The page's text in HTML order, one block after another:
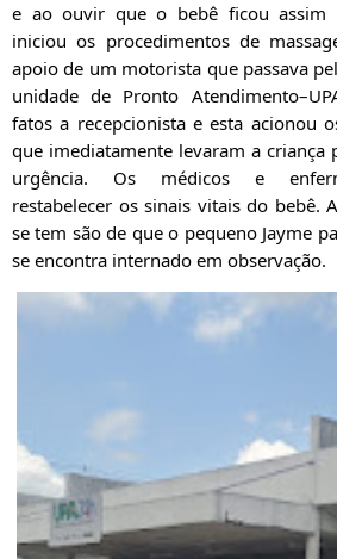
e ao ouvir que o bebê ficou assim
iniciou os procedimentos de
apoio de um motorista que passava
unidade de Pronto
fatos a recepcionista e esta acionou
que imediatamente levaram a criança
urgência. Os médicos e
restabelecer os sinais vitais do bebê.
se tem são de que o pequeno Jayme
se encontra internado em observação.